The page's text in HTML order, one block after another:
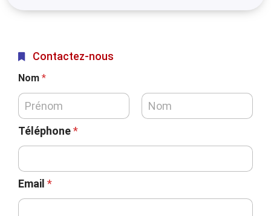
Contactez-nous
Nom *
Téléphone*
Email *